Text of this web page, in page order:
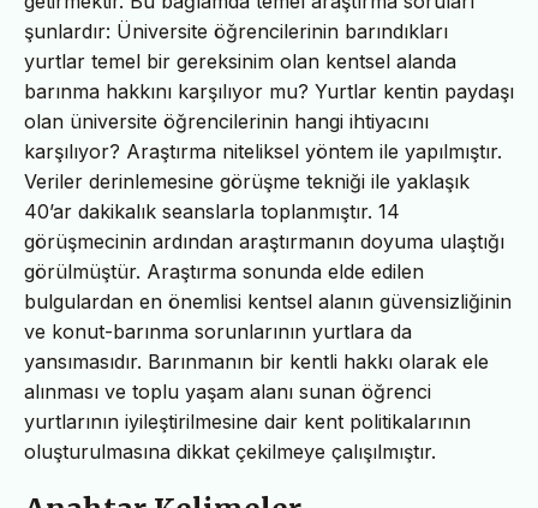
şunlardır: Üniversite öğrencilerinin barındıkları
yurtlar temel bir gereksinim olan kentsel alanda
barınma hakkını karşılıyor mu? Yurtlar kentin paydaşı
olan üniversite öğrencilerinin hangi ihtiyacını
karşılıyor? Araştırma niteliksel yöntem ile yapılmıştır.
Veriler derinlemesine görüşme tekniği ile yaklaşık
40’ar dakikalık seanslarla toplanmıştır. 14
görüşmecinin ardından araştırmanın doyuma ulaştığı
görülmüştür. Araştırma sonunda elde edilen
bulgulardan en önemlisi kentsel alanın güvensizliğinin
ve konut-barınma sorunlarının yurtlara da
yansımasıdır. Barınmanın bir kentli hakkı olarak ele
alınması ve toplu yaşam alanı sunan öğrenci
yurtlarının iyileştirilmesine dair kent politikalarının
oluşturulmasına dikkat çekilmeye çalışılmıştır.